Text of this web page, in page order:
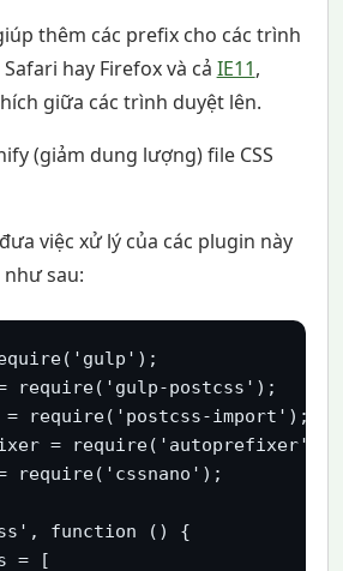
thêm các prefix cho các trình
hay Firefox và cả IE11,
giữa các trình duyệt lên.
(giảm dung lượng) file CSS
việc xử lý của các plugin này
sau:
require('gulp-postcss');
= require('postcss-import');
= require('autoprefixer');
require('cssnano');
function () {
= [